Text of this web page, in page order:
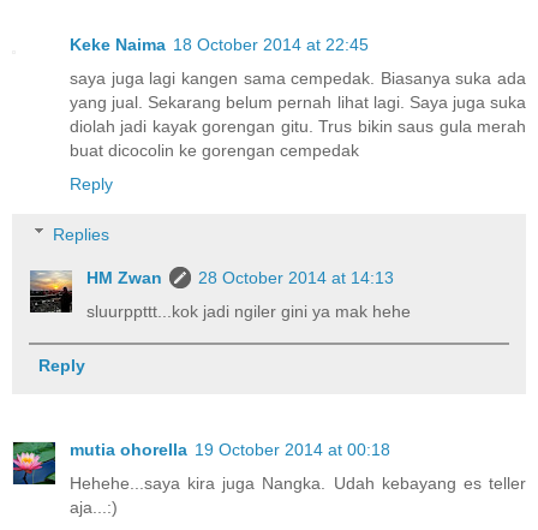
Keke Naima 18 October 2014 at 22:45
saya juga lagi kangen sama cempedak. Biasanya suka ada
yang jual. Sekarang belum pernah lihat lagi. Saya juga suka
diolah jadi kayak gorengan gitu. Trus bikin saus gula merah
buat dicocolin ke gorengan cempedak
Reply
Replies
HM Zwan
28 October 2014 at 14:13
sluurppttt...kok jadi ngiler gini ya mak hehe
Reply
mutia ohorella 19 October 2014 at 00:18
Hehehe...saya kira juga Nangka. Udah kebayang es teller
aja...:)